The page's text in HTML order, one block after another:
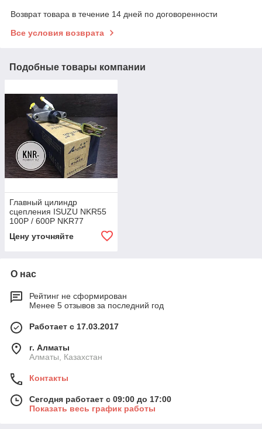
Возврат товара в течение 14 дней по договоренности
Все условия возврата
Подобные товары компании
Главный цилиндр
сцепления ISUZU NKR55
100P / 600P NKR77
Цену уточняйте
О нас
Рейтинг не сформирован
Менее 5 отзывов за последний год
Работает с 17.03.2017
г. Алматы
Алматы, Казахстан
Контакты
Сегодня работает с 09:00 до 17:00
Показать весь график работы